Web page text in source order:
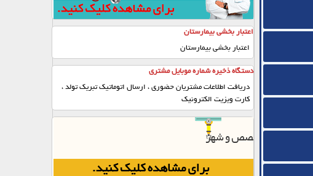
اعتبار بخشی بیمارستان
اعتبار بخشی بیمارستان
دستگاه ذخیره شماره موبایل مشتری
دریافت اطلاعات مشتریان حضوری ، ارسال اتوماتیک تبریک تولد ،
کارت ویزیت الکترونیک